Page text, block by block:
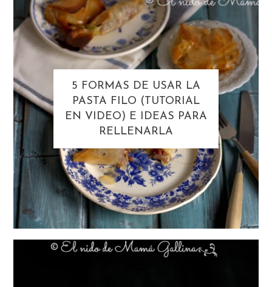
5 FORMAS DE USAR LA
PASTA FILO (TUTORIAL
EN VIDEO) E IDEAS PARA
RELLENARLA